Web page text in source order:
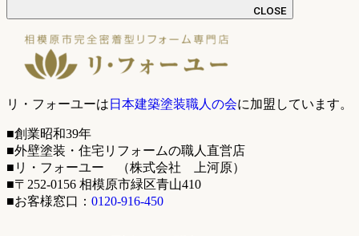
CLOSE
リ・フォーユーは 日本建築塗装職人の会に加盟しています。
■創業昭和39年
■外壁塗装・住宅リフォームの職人直営店
■リ・フォーユー （株式会社 上河原）
■〒252-0156 相模原市緑区青山410
■お客様窓口： 0120-916-450